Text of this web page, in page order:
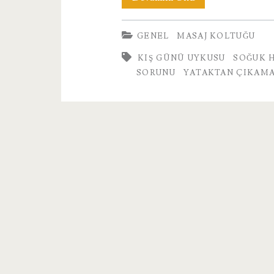
Koltuğu
Modelleri
Nelerdir?
GENEL MASAJ KOLTUĞU
KIŞ GÜNÜ UYKUSU SOĞUK
SORUNU
YATAKTAN